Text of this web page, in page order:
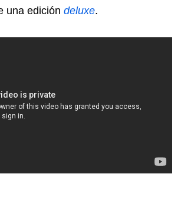
una edición deluxe.